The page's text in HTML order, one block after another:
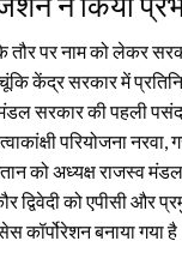
पर नाम को लेकर
केंद्र सरकार में
सरकार की पहली
परियोजना नरवा,
अध्यक्ष राजस्व
द्विवेदी को एपीसी और
कॉर्पोरेशन बनाया गया